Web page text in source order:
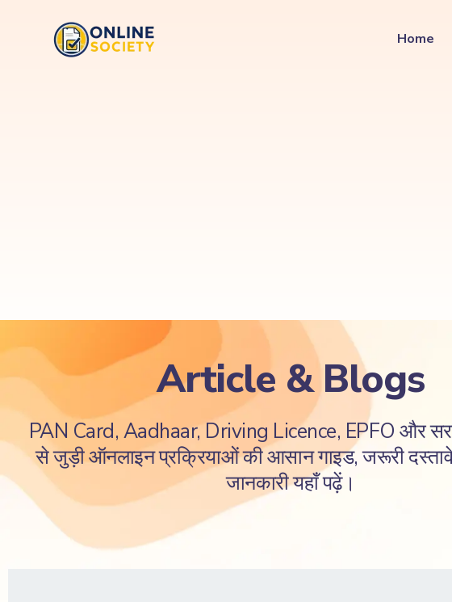
Home
Article & Blogs
PAN Card, Aadhaar, Driving Licence, EPFO और
से जुड़ी ऑनलाइन प्रक्रियाओं की आसान गाइड, जरूरी
जानकारी यहाँ पढ़ें।